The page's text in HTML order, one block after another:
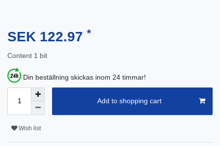
SEK 122.97 *
Content 1 bit
Din beställning skickas inom 24 timmar!
Add to shopping cart
Wish list